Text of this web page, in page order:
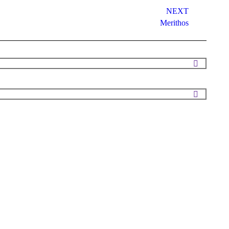
NEXT
Merithos